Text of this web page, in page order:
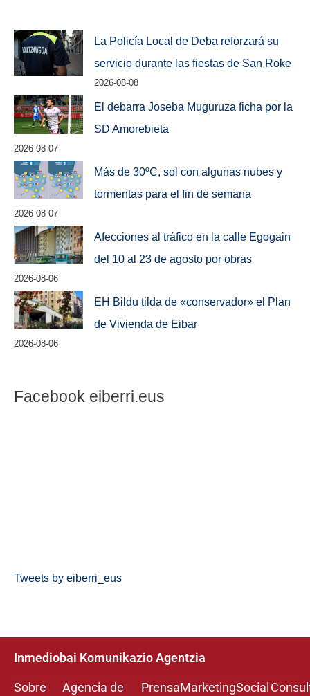
La Policía Local de Deba reforzará su
servicio durante las fiestas de San Roke
2026-08-08
El debarra Joseba Muguruza ficha por la
SD Amorebieta
2026-08-07
Más de 30ºC, sol con algunas nubes y
tormentas para el fin de semana
2026-08-07
Afecciones al tráfico en la calle Egogain
del 10 al 23 de agosto por obras
2026-08-06
EH Bildu tilda de «conservador» el Plan
de Vivienda de Eibar
2026-08-06
Facebook eiberri.eus
Tweets by eiberri_eus
Inmediobai Komunikazio Agentzia
Sobre
Agencia de
PrensaMarketingSocial